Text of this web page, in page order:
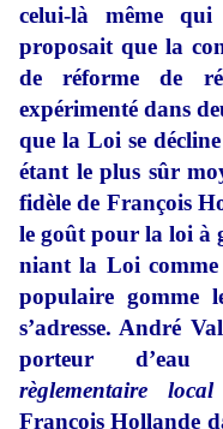
celui-là même qui
proposait que la
de réforme de
expérimenté dans
que la Loi se
étant le plus sûr
fidèle de François
le goût pour la loi à
niant la Loi comme
populaire gomme
s’adresse. André
porteur
règlementaire local
François Hollande